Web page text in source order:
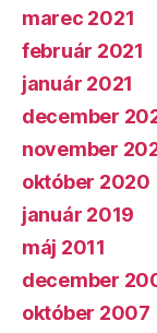
marec 2021
február 2021
január 2021
december
november
október 2020
január 2019
máj 2011
december
október 2007